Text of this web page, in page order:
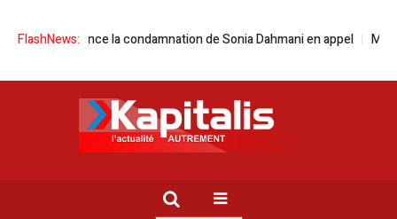
FlashNews:
dénonce la condamnation de Sonia Dahmani en appel Météo-